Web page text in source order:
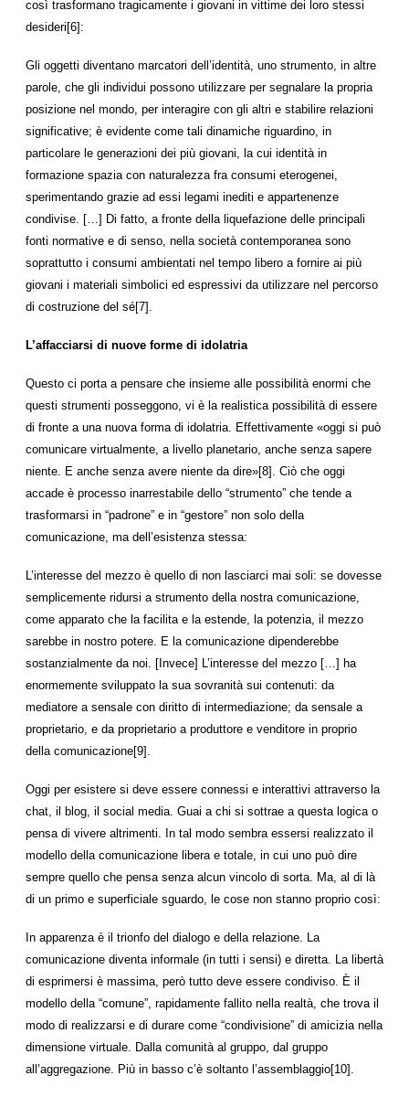
così trasformano tragicamente i giovani in vittime dei loro stessi
desideri[6]:
Gli oggetti diventano marcatori dell’identità, uno strumento, in altre
parole, che gli individui possono utilizzare per segnalare la propria
posizione nel mondo, per interagire con gli altri e stabilire relazioni
significative; è evidente come tali dinamiche riguardino, in
particolare le generazioni dei più giovani, la cui identità in
formazione spazia con naturalezza fra consumi eterogenei,
sperimentando grazie ad essi legami inediti e appartenenze
condivise. […] Di fatto, a fronte della liquefazione delle principali
fonti normative e di senso, nella società contemporanea sono
soprattutto i consumi ambientati nel tempo libero a fornire ai più
giovani i materiali simbolici ed espressivi da utilizzare nel percorso
di costruzione del sé[7].
L’affacciarsi di nuove forme di idolatria
Questo ci porta a pensare che insieme alle possibilità enormi che
questi strumenti posseggono, vi è la realistica possibilità di essere
di fronte a una nuova forma di idolatria. Effettivamente «oggi si può
comunicare virtualmente, a livello planetario, anche senza sapere
niente. E anche senza avere niente da dire»[8]. Ciò che oggi
accade è processo inarrestabile dello “strumento” che tende a
trasformarsi in “padrone” e in “gestore” non solo della
comunicazione, ma dell’esistenza stessa:
L’interesse del mezzo è quello di non lasciarci mai soli: se dovesse
semplicemente ridursi a strumento della nostra comunicazione,
come apparato che la facilita e la estende, la potenzia, il mezzo
sarebbe in nostro potere. E la comunicazione dipenderebbe
sostanzialmente da noi. [Invece] L’interesse del mezzo […] ha
enormemente sviluppato la sua sovranità sui contenuti: da
mediatore a sensale con diritto di intermediazione; da sensale a
proprietario, e da proprietario a produttore e venditore in proprio
della comunicazione[9].
Oggi per esistere si deve essere connessi e interattivi attraverso la
chat, il blog, il social media. Guai a chi si sottrae a questa logica o
pensa di vivere altrimenti. In tal modo sembra essersi realizzato il
modello della comunicazione libera e totale, in cui uno può dire
sempre quello che pensa senza alcun vincolo di sorta. Ma, al di là
di un primo e superficiale sguardo, le cose non stanno proprio così:
In apparenza è il trionfo del dialogo e della relazione. La
comunicazione diventa informale (in tutti i sensi) e diretta. La libertà
di esprimersi è massima, però tutto deve essere condiviso. È il
modello della “comune”, rapidamente fallito nella realtà, che trova il
modo di realizzarsi e di durare come “condivisione” di amicizia nella
dimensione virtuale. Dalla comunità al gruppo, dal gruppo
all’aggregazione. Più in basso c’è soltanto l’assemblaggio[10].